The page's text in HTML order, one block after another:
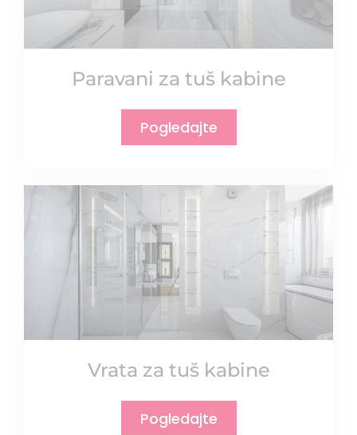
Paravani za tuš kabine
Pogledajte
Vrata za tuš kabine
Pogledajte